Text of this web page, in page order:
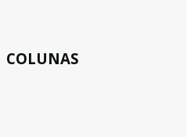
COLUNAS